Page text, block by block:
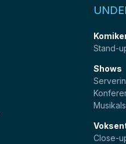
Stand-
Shows
Close-